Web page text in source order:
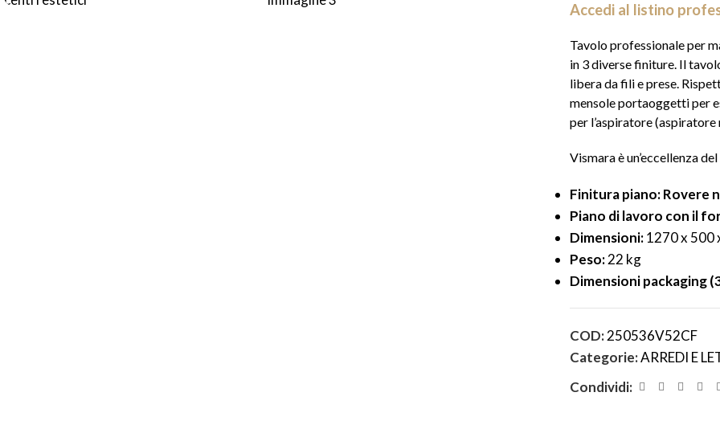
Accedi al listino
Tavolo professionale per
in 3 diverse finiture. Il
libera da fili e prese.
mensole portaoggetti per
per l’aspiratore
Vismara è un’eccellenza
Finitura piano: Rovere
Piano di lavoro con il
Dimensioni:1270 x 500
Peso:22 kg
Dimensioni packaging
COD:250536V52CF
Categorie:ARREDI E
Condividi: